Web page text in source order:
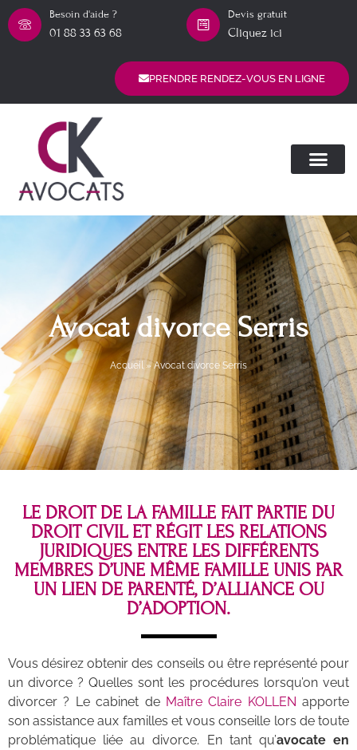
Besoin d'aide ?
01 88 33 63 68
Devis gratuit
Cliquez ici
PRENDRE RENDEZ-VOUS EN LIGNE
Avocat divorce Serris
Accueil »Avocat divorce Serris
LE DROIT DE LA FAMILLE FAIT PARTIE DU
DROIT CIVIL ET RÉGIT LES RELATIONS
JURIDIQUES ENTRE LES DIFFÉRENTS
MEMBRES D’UNE MÊME FAMILLE UNIS PAR
UN LIEN DE PARENTÉ, D’ALLIANCE OU
D’ADOPTION.
Vous désirez obtenir des conseils ou être représenté pour
un divorce ? Quelles sont les procédures lorsqu’on veut
divorcer ? Le cabinet de Maître Claire KOLLEN apporte
son assistance aux familles et vous conseille lors de toute
problématique liée au divorce. En tant qu’avocate en